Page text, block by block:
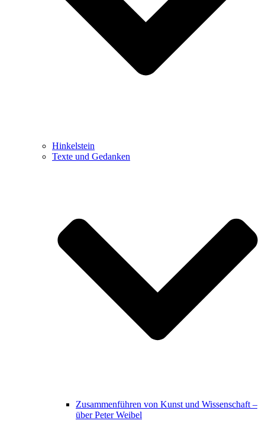
Hinkelstein
Texte und Gedanken
Zusammenführen von Kunst und Wissenschaft –
über Peter Weibel